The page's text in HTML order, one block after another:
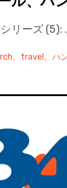
リーズ (5):
、travel、ハ